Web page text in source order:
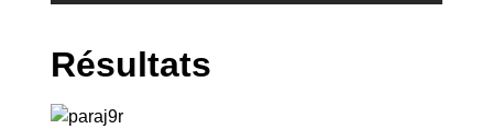
Résultats